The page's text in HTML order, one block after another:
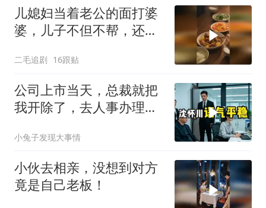
儿媳妇当着老公的面打婆
婆，儿子不但不帮，还助
二毛追剧 16跟贴
公司上市当天，总裁就把
我开除了，去人事办理离
小兔子发现大事情
小伙去相亲，没想到对方
竟是自己老板！